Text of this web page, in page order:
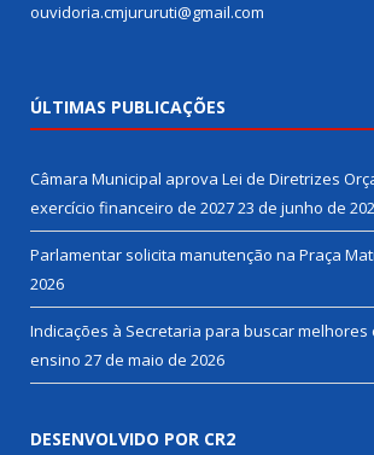
ouvidoria.cmjururuti@gmail.com
ÚLTIMAS PUBLICAÇÕES
Câmara Municipal aprova Lei de Diretrizes
exercício financeiro de 202723 de junho de
Parlamentar solicita manutenção na Praça
2026
Indicações à Secretaria para buscar melhores
ensino 27 de maio de 2026
DESENVOLVIDO POR CR2